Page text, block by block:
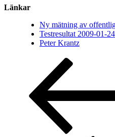
Länkar
Ny mätning av
Testresultat 2009-01-24
Peter Krantz
Sidnumrering
inlägg